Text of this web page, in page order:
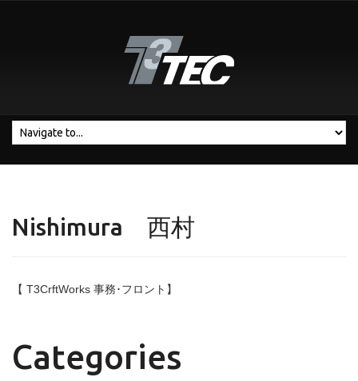
Nishimura 西村
【 T3CrftWorks 事務･フロント】
Categories